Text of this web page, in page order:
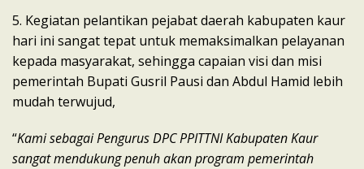
5. Kegiatan pelantikan pejabat daerah kabupaten kaur
hari ini sangat tepat untuk memaksimalkan pelayanan
kepada masyarakat, sehingga capaian visi dan misi
pemerintah Bupati Gusril Pausi dan Abdul Hamid lebih
mudah terwujud,
“Kami sebagai Pengurus DPC PPITTNI Kabupaten Kaur
sangat mendukung penuh akan program pemerintah